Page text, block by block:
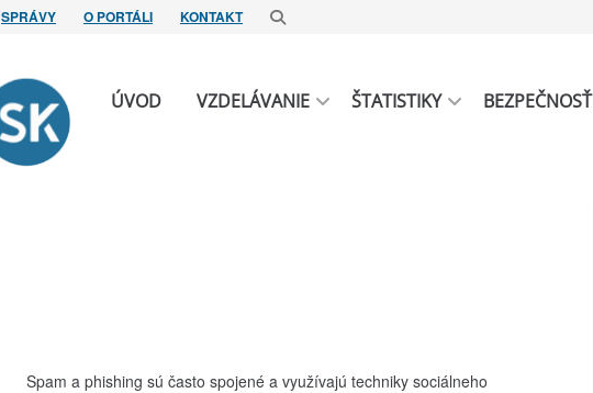
SPRÁVY O PORTÁLI KONTAKT
ÚVOD VZDELÁVANIE ŠTATISTIKY BEZPEČNOSŤ
Spam a phishing sú často spojené a využívajú techniky sociálneho